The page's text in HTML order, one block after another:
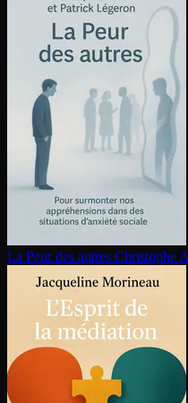
La Peur des autres Christophe